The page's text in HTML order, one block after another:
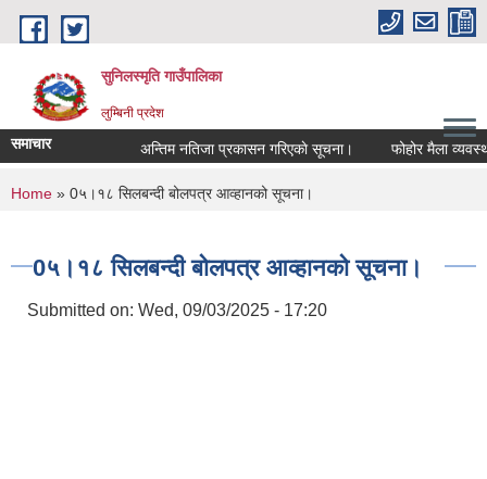
Skip to main content
सुनिलस्मृति गाउँपालिका
लुम्बिनी प्रदेश
समाचार अन्तिम नतिजा प्रकासन गरिएकाे सूचना। फोहोर मैला
You are here
Home » 0५।१८ सिलबन्दी बोलपत्र आव्हानको सूचना।
0५।१८ सिलबन्दी बोलपत्र आव्हानको सूचना।
Submitted on: Wed, 09/03/2025 - 17:20